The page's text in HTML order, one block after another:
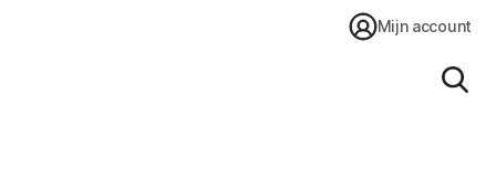
Mijn account